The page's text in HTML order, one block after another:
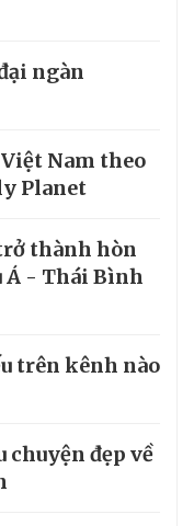
ngàn
Nam theo
Planet
thành hòn
Á - Thái Bình
trên kênh nào
chuyện đẹp về